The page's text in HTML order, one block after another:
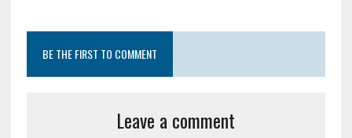
BE THE FIRST TO COMMENT
Leave a comment